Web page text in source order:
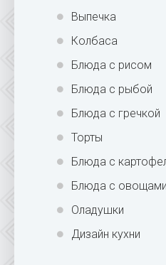
Выпечка
Колбаса
Блюда с рисом
Блюда с рыбой
Блюда с гречкой
Торты
Блюда с
Блюда с овощами
Оладушки
Дизайн кухни